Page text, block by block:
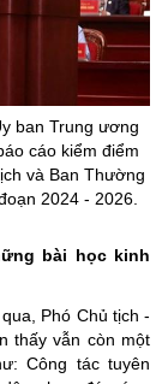
ban Trung ương
cáo kiểm điểm
và Ban Thường
2024 - 2026.
bài học kinh
Phó Chủ tịch -
thấy vẫn còn một
Công tác tuyên